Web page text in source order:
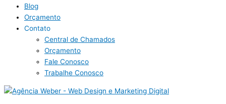
Blog
Orçamento
Contato
Central de Chamados
Orçamento
Fale Conosco
Trabalhe Conosco